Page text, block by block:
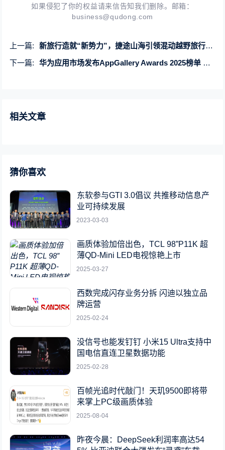
如果侵犯了你的权益请来信告知我们删除。邮箱：
business@qudong.com
上一篇:
新旅行造就“新势力”，捷途山海引领混动越野旅行新风尚
下一篇:
华为应用市场发布AppGallery Awards 2025榜单 从推荐应用到传递价值
相关文章
猜你喜欢
东软参与GTI 3.0倡议 共推移动信息产
业可持续发展
2023-03-03
画质体验加倍出色，TCL 98”P11K 超
薄QD-Mini LED电视惊艳上市
2025-03-27
西数完成闪存业务分拆 闪迪以独立品
牌运营
2025-02-24
没信号也能发钉钉 小米15 Ultra支持中
国电信直连卫星数据功能
2025-02-28
百帧光追时代敲门！天玑9500即将带
来掌上PC级画质体验
2025-08-04
昨夜今晨：DeepSeek利润率高达54